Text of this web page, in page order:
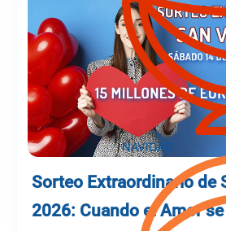
Sorteo Extraordinario de
2026: Cuando el Amor se